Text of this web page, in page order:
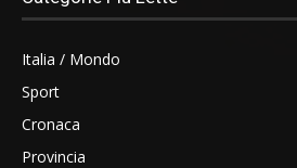
Italia / Mondo
Sport
Cronaca
Provincia